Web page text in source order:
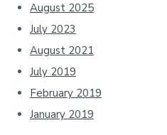
August 2025
July 2023
August 2021
July 2019
February 2019
January 2019